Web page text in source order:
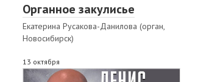
Органное закулисье
Екатерина Русакова-Данилова (орган,
Новосибирск)
13 октября